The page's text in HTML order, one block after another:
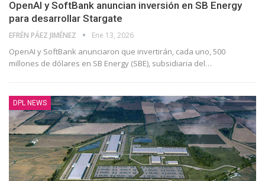
OpenAI y SoftBank anuncian inversión en SB Energy
para desarrollar Stargate
EFRÉN PÁEZ JIMÉNEZ Ene 13, 2026
OpenAI y SoftBank anunciaron que invertirán, cada uno, 500
millones de dólares en SB Energy (SBE), subsidiaria del…
DPL NEWS